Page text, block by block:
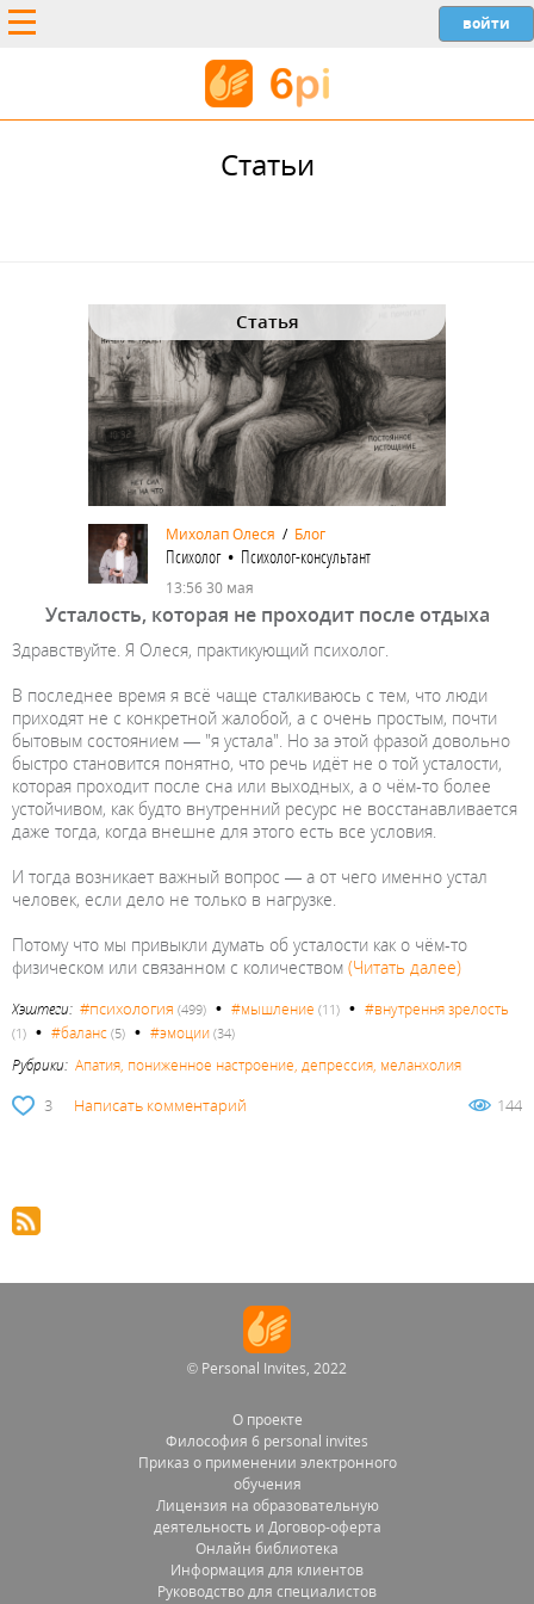
Статьи
Статья
Михолап Олеся / Блог
Психолог • Психолог-консультант
13:56 30 мая
Усталость, которая не проходит после отдыха
Здравствуйте. Я Олеся, практикующий психолог.
В последнее время я всё чаще сталкиваюсь с тем, что люди
приходят не с конкретной жалобой, а с очень простым, почти
бытовым состоянием — "я устала". Но за этой фразой довольно
быстро становится понятно, что речь идёт не о той усталости,
которая проходит после сна или выходных, а о чём-то более
устойчивом, как будто внутренний ресурс не восстанавливается
даже тогда, когда внешне для этого есть все условия.
И тогда возникает важный вопрос — а от чего именно устал
человек, если дело не только в нагрузке.
Потому что мы привыкли думать об усталости как о чём-то
физическом или связанном с количеством (Читать далее)
Хэштеги: #психология (499) • #мышление (11) • #внутрення зрелость
(1) • #баланс (5) • #эмоции (34)
Рубрики: Апатия, пониженное настроение, депрессия, меланхолия
3 Написать комментарий 144
© Personal Invites, 2022
О проекте
Философия 6 personal invites
Приказ о применении электронного
обучения
Лицензия на образовательную
деятельность и Договор-оферта
Онлайн библиотека
Информация для клиентов
Руководство для специалистов